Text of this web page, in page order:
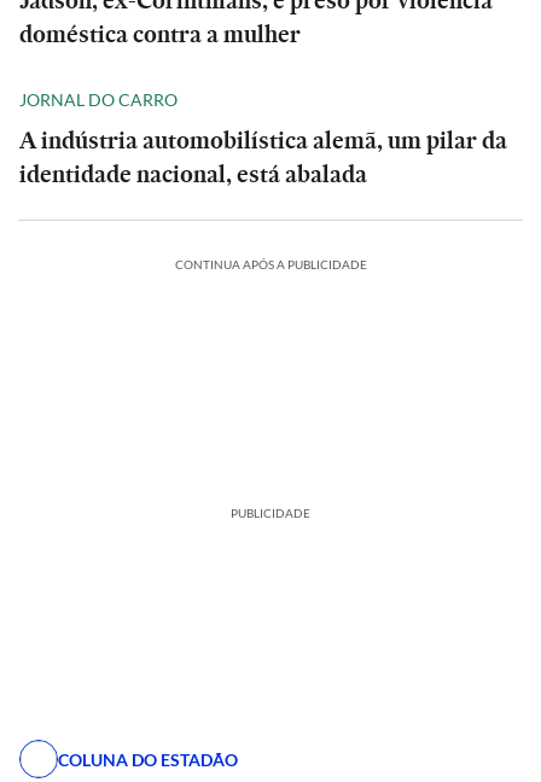
doméstica contra a mulher
JORNAL DO CARRO
A indústria automobilística alemã, um pilar da
identidade nacional, está abalada
CONTINUA APÓS A PUBLICIDADE
PUBLICIDADE
COLUNA DO ESTADÃO